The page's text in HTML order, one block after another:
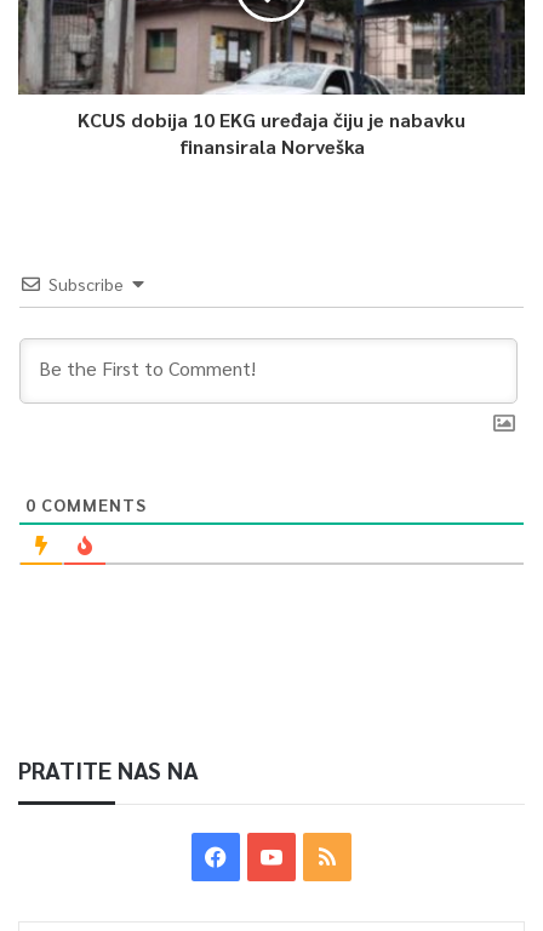
KCUS dobija 10 EKG uređaja čiju je nabavku
finansirala Norveška
Subscribe
0 COMMENTS
PRATITE NAS NA